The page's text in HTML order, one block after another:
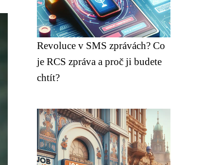
Revoluce v SMS zprávách? Co
je RCS zpráva a proč ji budete
chtít?